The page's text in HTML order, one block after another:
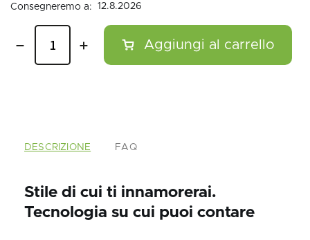
12.8.2026
DESCRIZIONE FAQ
Stile di cui ti innamorerai.
Tecnologia su cui puoi contare